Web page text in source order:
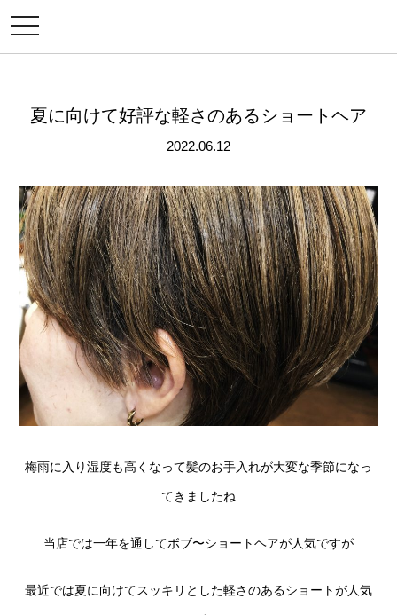
メ
ニ
ュ
夏に向けて好評な軽さのあるショートヘア
2022.06.12
梅雨に入り湿度も高くなって髪のお手入れが大変な季節になっ
てきましたね
当店では一年を通してボブ〜ショートヘアが人気ですが
最近では夏に向けてスッキリとした軽さのあるショートが人気